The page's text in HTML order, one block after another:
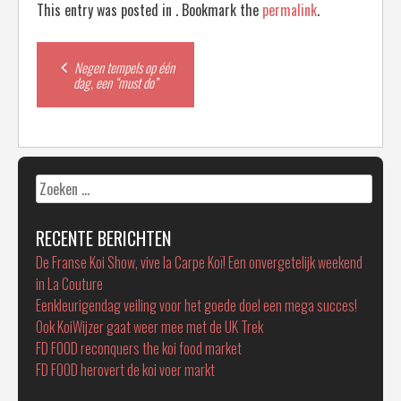
This entry was posted in . Bookmark the permalink.
Post
navigation
Negen tempels op één
dag, een “must do”
Zoeken
naar:
RECENTE BERICHTEN
De Franse Koi Show, vive la Carpe Koï! Een onvergetelijk weekend
in La Couture
Eenkleurigendag veiling voor het goede doel een mega succes!
Ook KoiWijzer gaat weer mee met de UK Trek
FD FOOD reconquers the koi food market
FD FOOD herovert de koi voer markt